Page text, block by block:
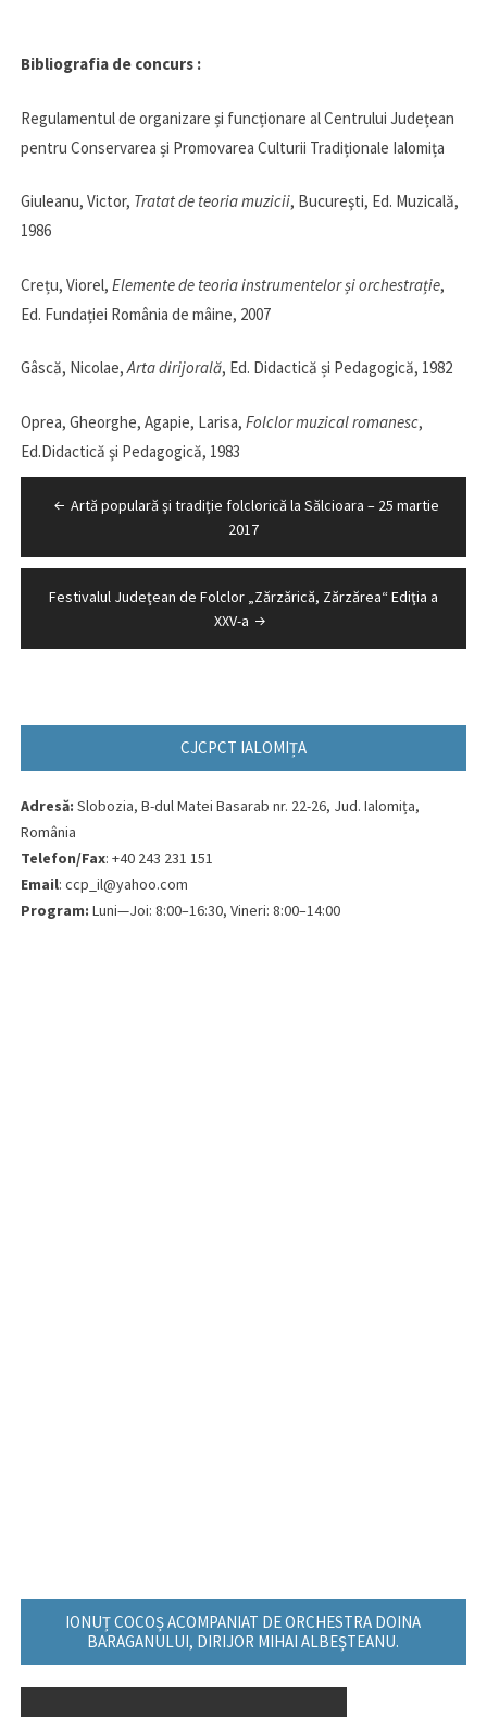
Bibliografia de concurs :
Regulamentul de organizare și funcționare al Centrului Județean
pentru Conservarea și Promovarea Culturii Tradiționale Ialomița
Giuleanu, Victor, Tratat de teoria muzicii, Bucureşti, Ed. Muzicală,
1986
Crețu, Viorel, Elemente de teoria instrumentelor și orchestrație,
Ed. Fundației România de mâine, 2007
Gâscă, Nicolae,Arta dirijorală, Ed. Didactică și Pedagogică, 1982
Oprea, Gheorghe, Agapie, Larisa, Folclor muzical romanesc,
Ed.Didactică şi Pedagogică, 1983
Navigare
articole
Artă populară şi tradiţie folclorică la Sălcioara – 25 martie
2017
Festivalul Judeţean de Folclor „Zărzărică, Zărzărea“ Ediţia a
XXV-a
CJCPCT IALOMIȚA
Adresă: Slobozia, B-dul Matei Basarab nr. 22-26, Jud. Ialomița,
România
Telefon/Fax: +40 243 231 151
Email: ccp_il@yahoo.com
Program: Luni—Joi: 8:00–16:30, Vineri: 8:00–14:00
IONUȚ COCOȘ ACOMPANIAT DE ORCHESTRA DOINA
BARAGANULUI, DIRIJOR MIHAI ALBEȘTEANU.